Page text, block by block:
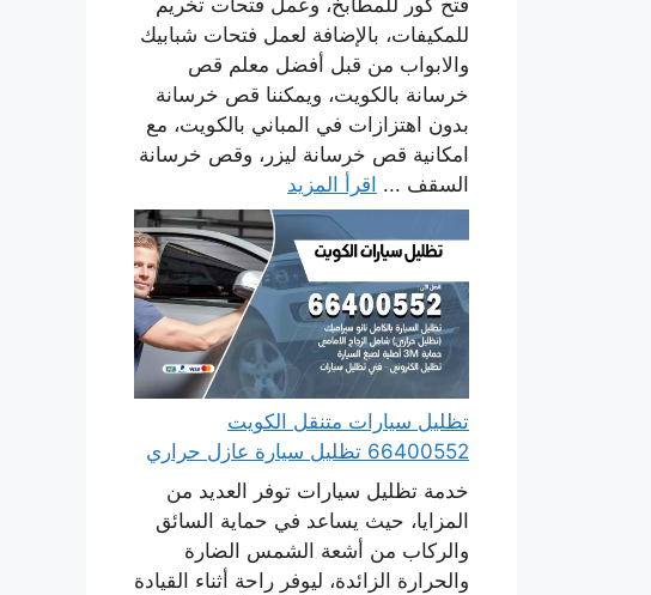
للمكيفات، بالإضافة لعمل فتحات شبابيك
والابواب من قبل أفضل معلم قص
خرسانة بالكويت، ويمكننا قص خرسانة
بدون اهتزازات في المباني بالكويت، مع
امكانية قص خرسانة ليزر، وقص خرسانة
السقف ... اقرأ المزيد
تظليل سيارات متنقل الكويت
66400552 تظليل سيارة عازل حراري
خدمة تظليل سيارات توفر العديد من
المزايا، حيث يساعد في حماية السائق
والركاب من أشعة الشمس الضارة
والحرارة الزائدة، ليوفر راحة أثناء القيادة